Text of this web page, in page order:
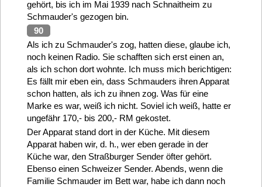
gehört, bis ich im Mai 1939 nach Schnaitheim zu
Schmauder's gezogen bin.
90
Als ich zu Schmauder's zog, hatten diese, glaube ich,
noch keinen Radio. Sie schafften sich erst einen an,
als ich schon dort wohnte. Ich muss mich berichtigen:
Es fällt mir eben ein, dass Schmauders ihren Apparat
schon hatten, als ich zu ihnen zog. Was für eine
Marke es war, weiß ich nicht. Soviel ich weiß, hatte er
ungefähr 170,- bis 200,- RM gekostet.
Der Apparat stand dort in der Küche. Mit diesem
Apparat haben wir, d. h., wer eben gerade in der
Küche war, den Straßburger Sender öfter gehört.
Ebenso einen Schweizer Sender. Abends, wenn die
Familie Schmauder im Bett war, habe ich dann noch